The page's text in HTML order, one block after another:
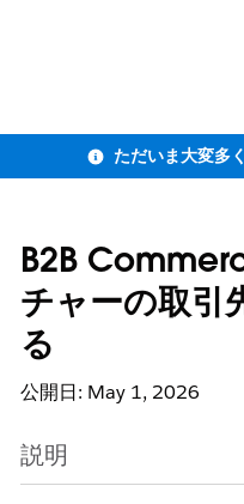
B2B
チャーの取引
る
公開日: May 1, 2026
説明